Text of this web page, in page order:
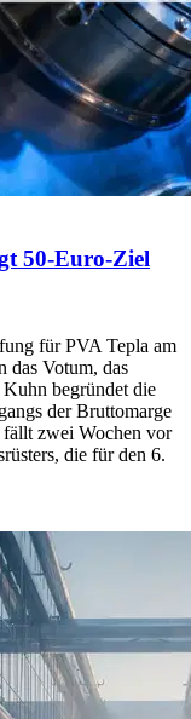
50-Euro-Ziel
für PVA Tepla am
das Votum, das
begründet die
der Bruttomarge
zwei Wochen vor
die für den 6.